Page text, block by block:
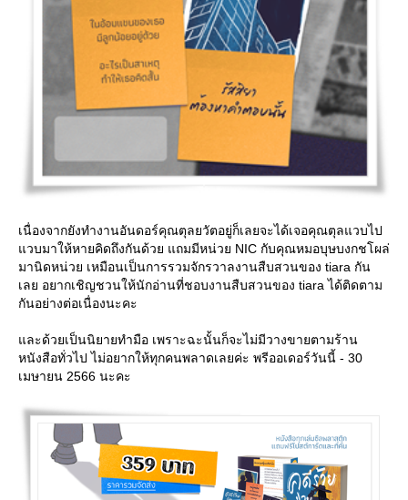
เนื่องจากยังทำงานอันดอร์คุณตุลยวัตอยู่ก็เลยจะได้เจอคุณตุลแวบไป
วบมาให้หายคิดถึงกันด้วย แถมมีหน่วย NIC กับคุณหมอบุษบงกชโผล่
มานิดหน่วย เหมือนเป็นการรวมจักรวาลงานสืบสวนของ tiara กัน
เลย อยากเชิญชวนให้นักอ่านที่ชอบงานสืบสวนของ tiara ได้ติดตาม
กันอย่างต่อเนื่องนะคะ
ละด้วยเป็นนิยายทำมือ เพราะฉะนั้นก็จะไม่มีวางขายตามร้าน
หนังสือทั่วไป ไม่อยากให้ทุกคนพลาดเลยค่ะ พรีออเดอร์วันนี้ - 30
เมษายน 2566 นะคะ